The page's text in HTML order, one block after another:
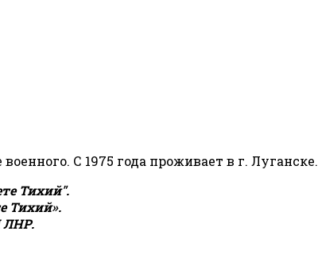
С 1975 года проживает в г. Луганске.
Тихий".
Тихий».
ЛНР.